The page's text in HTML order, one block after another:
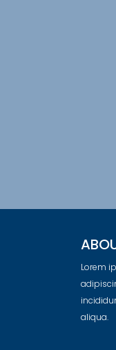
Lorem
aliqua.